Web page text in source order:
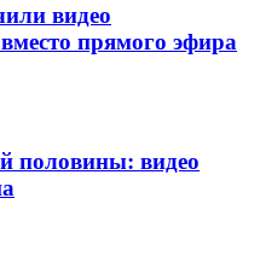
видео
прямого эфира
половины: видео